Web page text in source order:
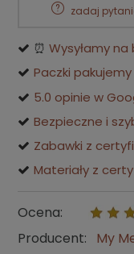
zadaj
⏰ Wysyłamy
Paczki pakujemy
5.0 opinie w
Bezpieczne i
Zabawki z
Materiały z
Ocena:
Producent:
My